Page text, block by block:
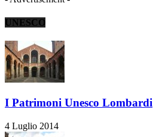
UNESCO
I Patrimoni Unesco Lombardi
4 Luglio 2014